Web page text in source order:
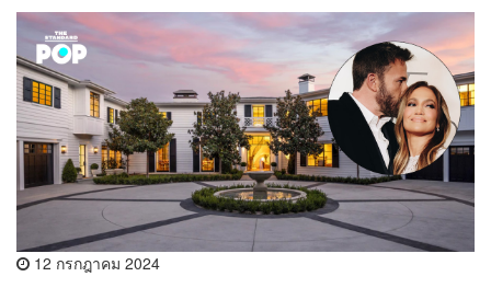
12 กรกฎาคม 2024